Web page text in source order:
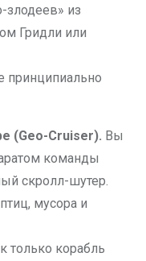
злодеев» из
Гридли или
принципиально
(Geo-Cruiser). Вы
команды
скролл-шутер.
мусора и
только корабль